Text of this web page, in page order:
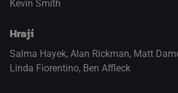
Kevin Smith
Hrají
Salma Hayek, Alan Rickman, Matt
Linda Fiorentino, Ben Affleck